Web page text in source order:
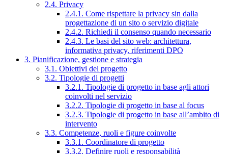
2.4. Privacy
2.4.1. Come rispettare la privacy sin dalla
progettazione di un sito o servizio digitale
2.4.2. Richiedi il consenso quando necessario
2.4.3. Le basi del sito web: architettura,
informativa privacy, riferimenti DPO
3. Pianificazione, gestione e strategia
3.1. Obiettivi del progetto
3.2. Tipologie di progetti
3.2.1. Tipologie di progetto in base agli attori
coinvolti nel servizio
3.2.2. Tipologie di progetto in base al focus
3.2.3. Tipologie di progetto in base all’ambito di
intervento
3.3. Competenze, ruoli e figure coinvolte
3.3.1. Coordinatore di progetto
3.3.2. Definire ruoli e responsabilità